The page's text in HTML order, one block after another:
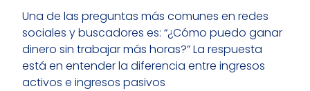
Una de las preguntas más comunes en redes
sociales y buscadores es: “¿Cómo puedo ganar
dinero sin trabajar más horas?” La respuesta
está en entender la diferencia entre ingresos
activos e ingresos pasivos